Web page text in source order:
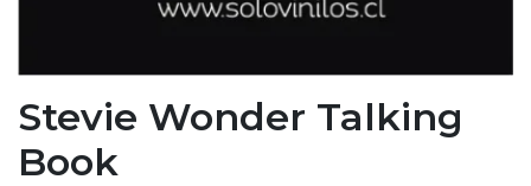
Stevie Wonder Talking
Book